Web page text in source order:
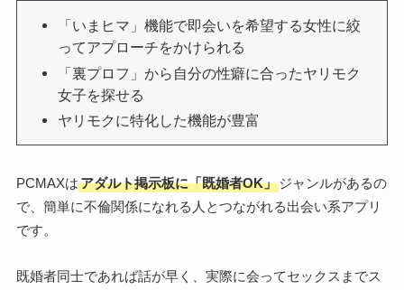
「いまヒマ」機能で即会いを希望する女性に絞
ってアプローチをかけられる
「裏プロフ」から自分の性癖に合ったヤリモク
女子を探せる
ヤリモクに特化した機能が豊富
PCMAXはアダルト掲示板に「既婚者OK」ジャンルがあるの
で、簡単に不倫関係になれる人とつながれる出会い系アプリ
です。
既婚者同士であれば話が早く、実際に会ってセックスまでス